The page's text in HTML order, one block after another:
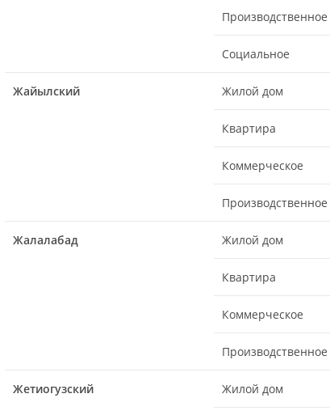
Производственное
Социальное
Жайылский Жилой дом
Квартира
Коммерческое
Производственное
Жалалабад Жилой дом
Квартира
Коммерческое
Производственное
Жетиогузский Жилой дом